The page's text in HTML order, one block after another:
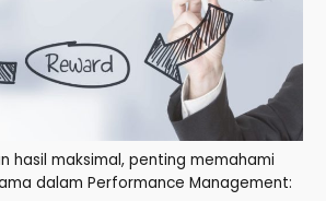
hasil maksimal, penting memahami
dalam Performance Management: